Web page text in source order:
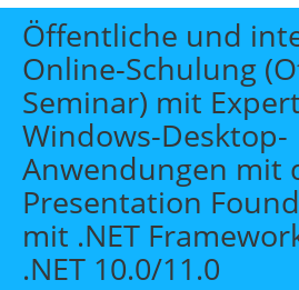
Start
Themen
Beratung
Individuelle Schulungen
Offene Seminare
Wissen
Über uns
Öffentliche und
Online-Schulung
Seminar) mit
Windows-Desktop-
Anwendungen mit
Presentation
mit .NET
.NET 10.0/11.0